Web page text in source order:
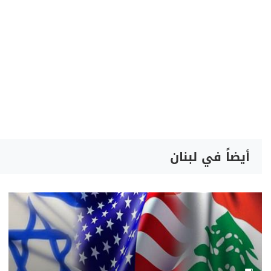
أيضاً في لبنان